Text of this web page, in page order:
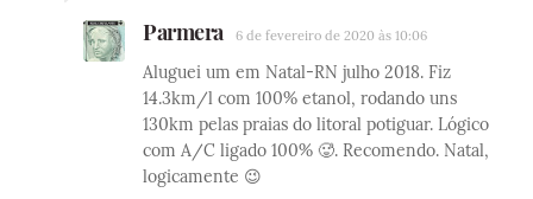
Parmera 6 de fevereiro de 2020 às 10:06
Aluguei um em Natal-RN julho 2018. Fiz
14.3km/l com 100% etanol, rodando uns
130km pelas praias do litoral potiguar. Lógico
com A/C ligado 100% 🥵. Recomendo. Natal,
logicamente 😉